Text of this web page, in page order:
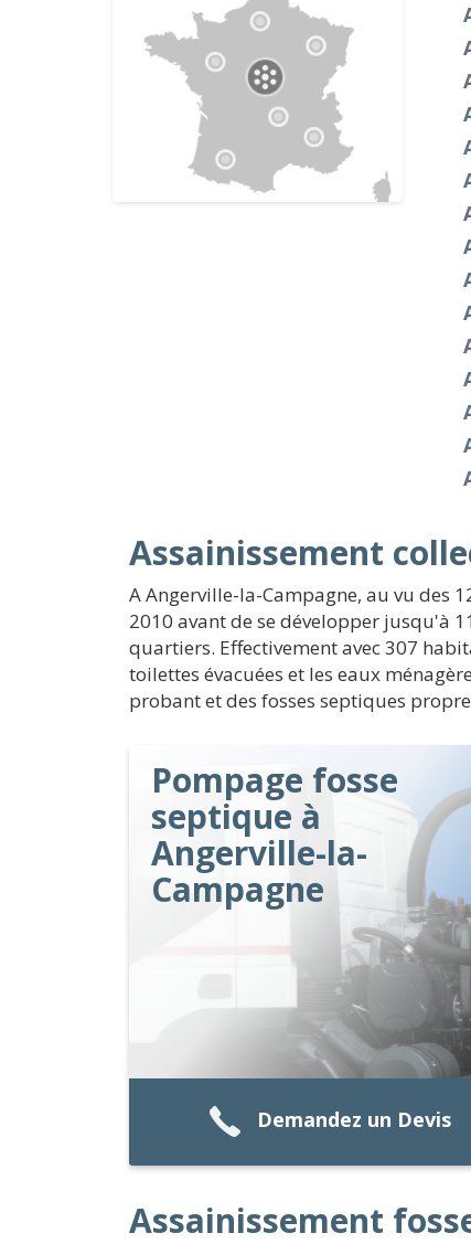
Assainissement
A Angerville-la-Campagne, au vu des
2010 avant de se développer jusqu'à
quartiers. Effectivement avec 307
toilettes évacuées et les eaux
probant et des fosses septiques
Pompage fosse
septique à
Angerville-la-
Campagne
Demandez un Devis
Assainissement